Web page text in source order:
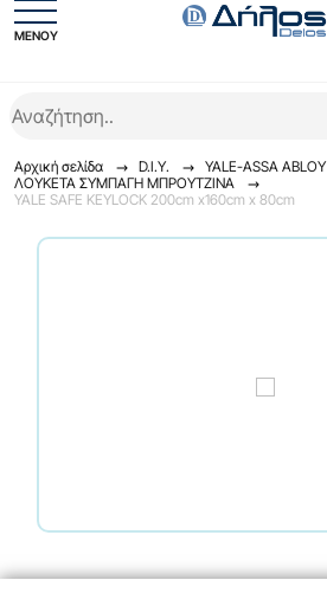
ΜΕΝΟΥ
Αρχική σελίδα D.I.Y.
YALE-ASSA ABLOY
ΛΟΥΚΕΤΑ ΣΥΜΠΑΓΗ ΜΠΡΟΥΤΖΙΝΑ
YALE SAFE KEYLOCK 200cm x160cm x 80cm